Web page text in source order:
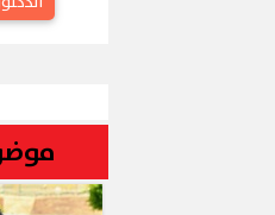
ببورسعيد وبورفؤاد